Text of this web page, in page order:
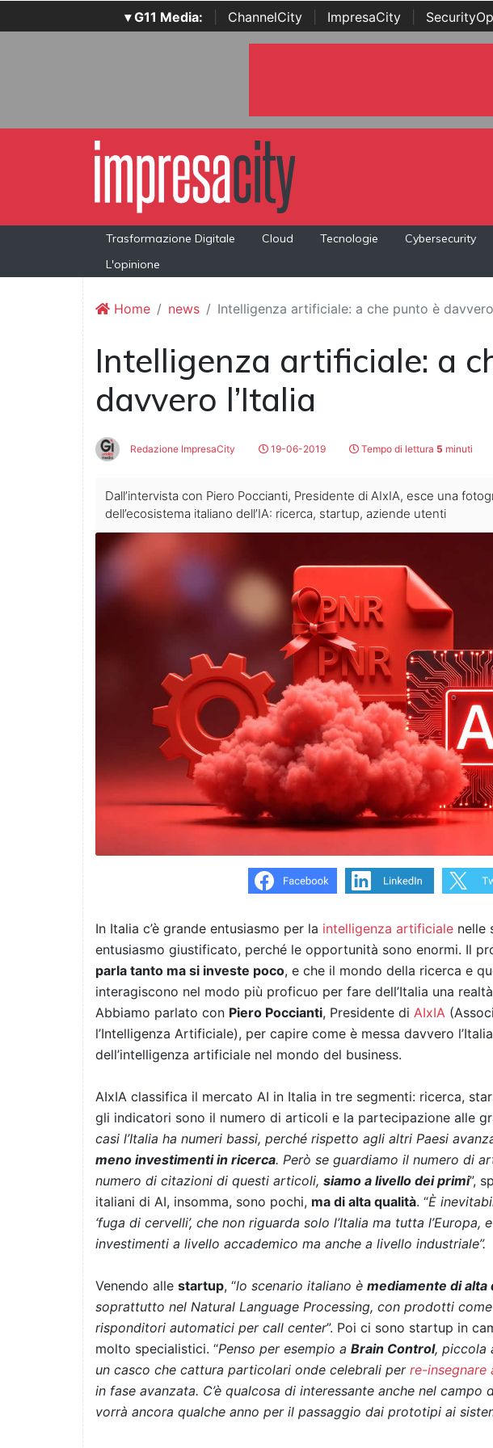
▾ G11 Media: ChannelCity ImpresaCity
Trasformazione Digitale Cloud Tecnologie Cybersecurity
L'opinione
Home news Intelligenza artificiale: a che punto è davvero
Intelligenza artificiale: a
davvero l’Italia
Redazione ImpresaCity 19-06-2019 Tempo di lettura 5 minuti
Dall’intervista con Piero Poccianti, Presidente di AIxIA, esce una
dell’ecosistema italiano dell’IA: ricerca, startup, aziende utenti
In Italia c’è grande entusiasmo per la intelligenza artificiale nelle
entusiasmo giustificato, perché le opportunità sono enormi. Il
parla tanto ma si investe poco, e che il mondo della ricerca e
interagiscono nel modo più proficuo per fare dell’Italia una
Abbiamo parlato con Piero Poccianti, Presidente di AIxIA
l’Intelligenza Artificiale), per capire come è messa davvero
dell’intelligenza artificiale nel mondo del business.
AIxIA classifica il mercato AI in Italia in tre segmenti: ricerca,
gli indicatori sono il numero di articoli e la partecipazione alle
casi l’Italia ha numeri bassi, perché rispetto agli altri Paesi
meno investimenti in ricerca. Però se guardiamo il numero di
numero di citazioni di questi articoli, siamo a livello dei primi”,
italiani di AI, insomma, sono pochi, ma di alta qualità. “È
‘fuga di cervelli’, che non riguarda solo l’Italia ma tutta l’Europa,
investimenti a livello accademico ma anche a livello industriale”.
Venendo alle startup, “lo scenario italiano è mediamente di alta
soprattutto nel Natural Language Processing, con prodotti
risponditori automatici per call center”. Poi ci sono startup in
molto specialistici. “Penso per esempio a Brain Control, piccola
un casco che cattura particolari onde celebrali per re-insegnare
in fase avanzata. C’è qualcosa di interessante anche nel
vorrà ancora qualche anno per il passaggio dai prototipi ai